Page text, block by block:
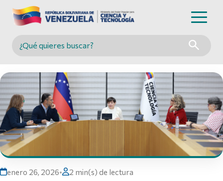
Buscar en MINCYT
enero 26, 2026• 2 min(s) de lectura